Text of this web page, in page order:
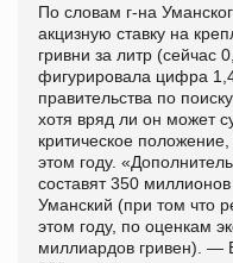
По словам г-на
акцизную ставку на
гривни за литр (сейчас
фигурировала цифра
правительства по
хотя вряд ли он может
критическое
этом году.
составят 350
Уманский (при том что
этом году, по оценкам
миллиардов гривен). —